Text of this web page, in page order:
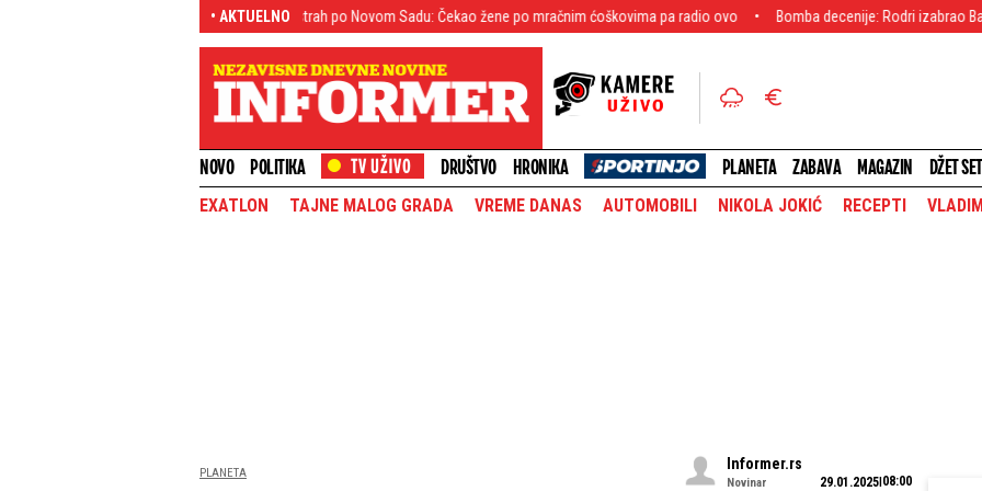
• AKTUELNO
Tinejdžer (19) sejao strah po Novom Sadu: Čekao žene po mračnim ćoškovima pa radio ovo Bomba decenije: Rodri izabrao Barselonu!
NOVO POLITIKA DRUŠTVO HRONIKA PLANETA ZABAVA MAGAZIN DŽET SET
EXATLON TAJNE MALOG GRADA VREME DANAS AUTOMOBILI NIKOLA JOKIĆ RECEPTI
PLANETA
Informer.rs
Novinar 29.01.2025 08:00